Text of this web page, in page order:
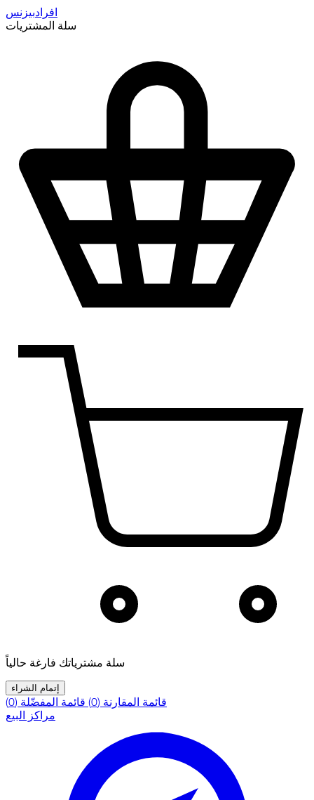
افرادبيزنس
سلة المشتريات
سلة مشترياتك فارغة حالياً
إتمام الشراء
قائمة المقارنة (0)
قائمة المفضّلة (0)
مراكز البيع